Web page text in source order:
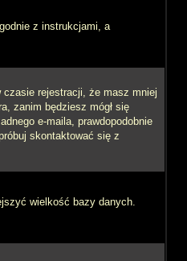
z instrukcjami, a
czasie rejestracji, że masz mniej
zanim będziesz mógł się
e-maila, prawdopodobnie
skontaktować się z
wielkość bazy danych.